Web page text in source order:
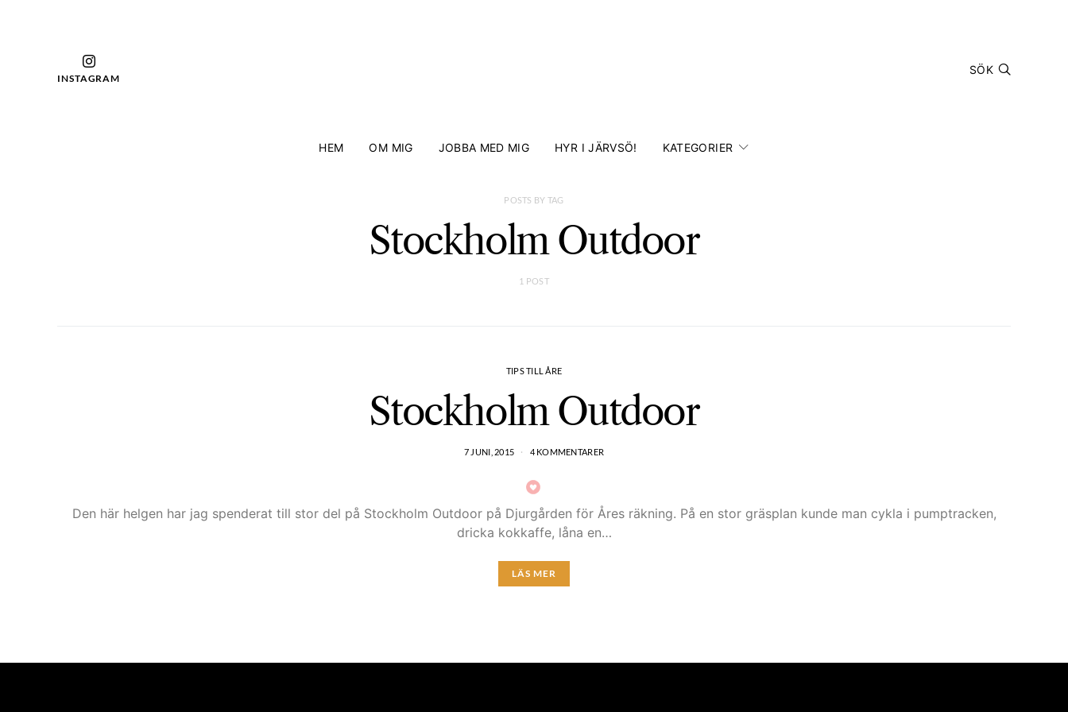
INSTAGRAM
SÖK
HEM OM MIG JOBBA MED MIG HYR I JÄRVSÖ! KATEGORIER
POSTS BY TAG
Stockholm Outdoor
1 POST
TIPS TILL ÅRE
Stockholm Outdoor
7 JUNI, 2015 4 KOMMENTARER
Den här helgen har jag spenderat till stor del på Stockholm Outdoor på Djurgården för Åres räkning. På en stor gräsplan kunde man cykla i pumptracken,
dricka kokkaffe, låna en…
LÄS MER